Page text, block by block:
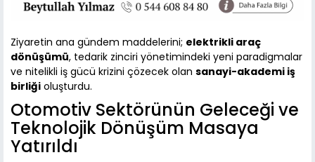
Ziyaretin ana gündem maddelerini; elektrikli araç
dönüşümü, tedarik zinciri yönetimindeki yeni paradigmalar
ve nitelikli iş gücü krizini çözecek olan sanayi-akademi iş
birliği oluşturdu.
Otomotiv Sektörünün Geleceği ve
Teknolojik Dönüşüm Masaya
Yatırıldı